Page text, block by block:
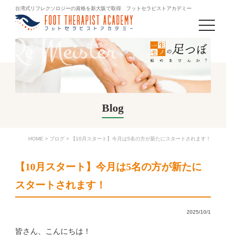
台湾式リフレクソロジーの資格を新大阪で取得 フットセラピストアカデミー
toggle
Blog
HOME > ブログ > 【10月スタート】今月は5名の方が新たにスタートされます！
【10月スタート】今月は5名の方が新たに
スタートされます！
2025/10/1
皆さん、こんにちは！